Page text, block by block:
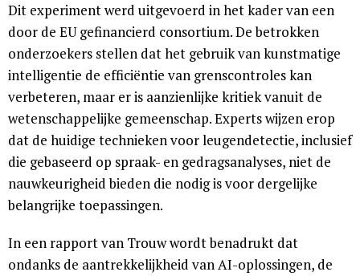
Dit experiment werd uitgevoerd in het kader van een
door de EU gefinancierd consortium. De betrokken
onderzoekers stellen dat het gebruik van kunstmatige
intelligentie de efficiëntie van grenscontroles kan
verbeteren, maar er is aanzienlijke kritiek vanuit de
wetenschappelijke gemeenschap. Experts wijzen erop
dat de huidige technieken voor leugendetectie, inclusief
die gebaseerd op spraak- en gedragsanalyses, niet de
nauwkeurigheid bieden die nodig is voor dergelijke
belangrijke toepassingen.
In een rapport van Trouw wordt benadrukt dat
ondanks de aantrekkelijkheid van AI-oplossingen, de